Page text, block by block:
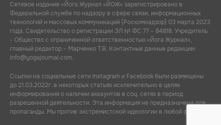
Сетевое издание «Йога Журнал «ЙОЖ» зарегистрировано в
Федеральной службе по надзору в сфере связи, информационных
технологий и массовых коммуникаций (Роскомнадзор) 03 марта 2023
года. Свидетельство о регистрации ЭЛ № ФС 77 – 84818. Учредитель
- Общество с ограниченной ответственностью «Йога Журнал»,
главный редактор – Марченко Т.В. Контактные данные редакции:
info@yogajournal.com.
Ссылки на социальные сети Instagram и Facebook были размещены
до 21.03.2022г. в некоторых статьях исключительно в целях
информирования о наличии аккаунтов в соц. сетях в период
разрешенной деятельности. Эта информация не предназначена для
пропаганды. Мы против экстремистской идеологии в любой форме.